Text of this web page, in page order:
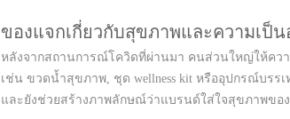
ของแจกเกี่ยวกับสุขภาพและความเป็น
หลังจากสถานการณ์โควิดที่ผ่านมา คนส่วนใหญ่ให้ค
เช่น ขวดน้ำสุขภาพ, ชุด wellness kit หรืออุปกรณ์บรร
และยังช่วยสร้างภาพลักษณ์ว่าแบรนด์ใส่ใจสุขภาพขอ